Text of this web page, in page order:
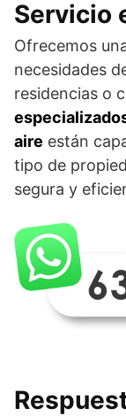
Servicio
Ofrecemos
necesidades
residencias o
aire están
tipo de
segura y